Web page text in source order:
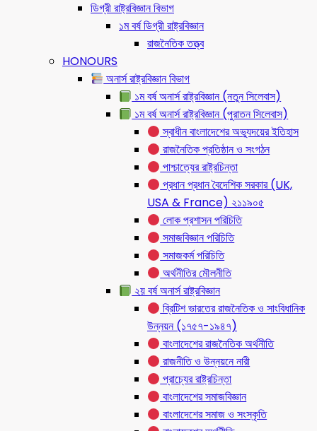
ডিগ্রী রাষ্ট্রবিজ্ঞান বিভাগ
১ম বর্ষ ডিগ্রী রাষ্ট্রবিজ্ঞান
রাজনৈতিক তত্ত্ব
HONOURS
অনার্স রাষ্ট্রবিজ্ঞান বিভাগ
১ম বর্ষ অনার্স রাষ্ট্রবিজ্ঞান (নতুন সিলেবাস)
১ম বর্ষ অনার্স রাষ্ট্রবিজ্ঞান (পুরাতন সিলেবাস)
স্বাধীন বাংলাদেশের অভ্যুদয়ের ইতিহাস
রাজনৈতিক প্রতিষ্ঠান ও সংগঠন
পাশ্চাত্যের রাষ্ট্রচিন্তা
প্রধান প্রধান বৈদেশিক সরকার (UK,
USA & France) ২১১৯০৫
লোক প্রশাসন পরিচিতি
সমাজবিজ্ঞান পরিচিতি
সমাজকর্ম পরিচিতি
অর্থনীতির মৌলনীতি
২য় বর্ষ অনার্স রাষ্ট্রবিজ্ঞান
ব্রিটিশ ভারতের রাজনৈতিক ও সাংবিধানিক
উন্নয়ন (১৭৫৭-১৯৪৭)
বাংলাদেশের রাজনৈতিক অর্থনীতি
রাজনীতি ও উন্নয়নে নারী
প্রাচ্যের রাষ্ট্রচিন্তা
বাংলাদেশের সমাজবিজ্ঞান
বাংলাদেশের সমাজ ও সংস্কৃতি